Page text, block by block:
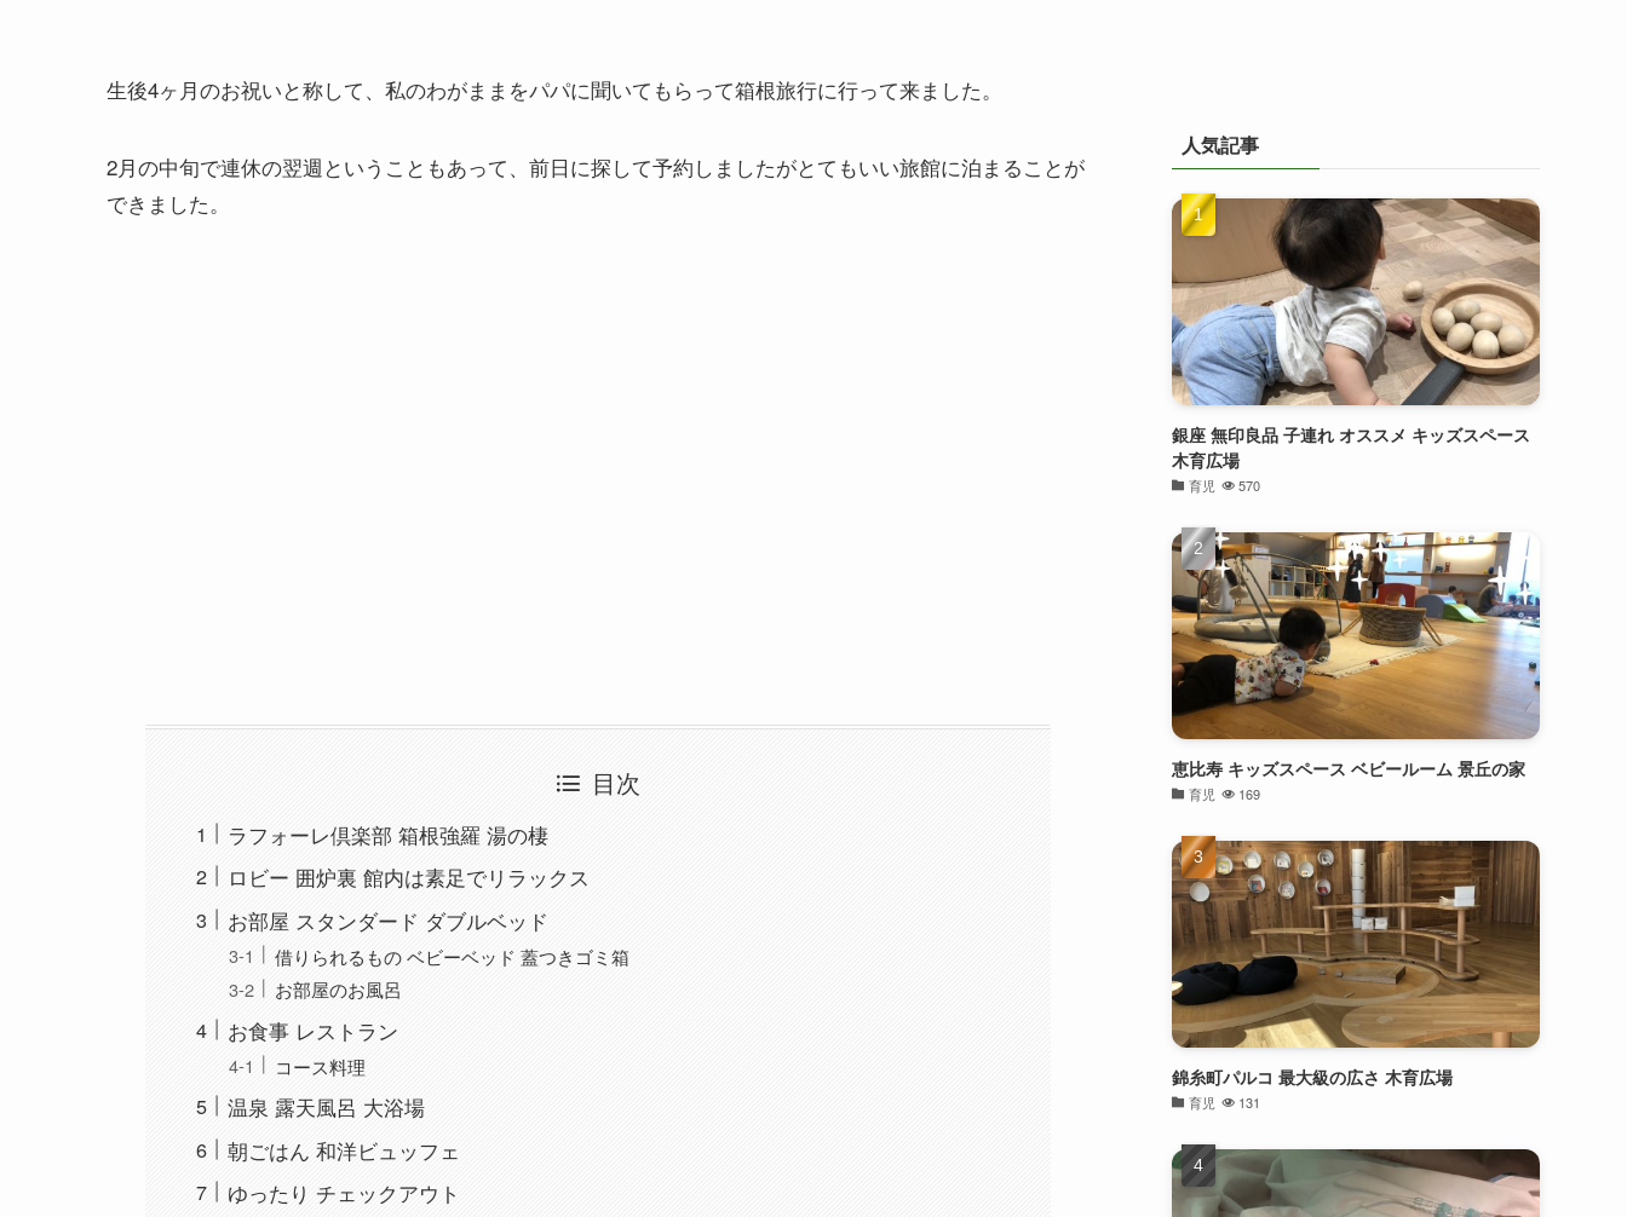
生後4ヶ月のお祝いと称して、私のわがままをパパに聞いてもらって箱根旅行に行って来ました。
2月の中旬で連休の翌週ということもあって、前日に探して予約しましたがとてもいい旅館に泊まることが
できました。
目次
ラフォーレ倶楽部 箱根強羅 湯の棲
ロビー 囲炉裏 館内は素足でリラックス
お部屋 スタンダード ダブルベッド
借りられるもの ベビーベッド 蓋つきゴミ箱
お部屋のお風呂
お食事 レストラン
コース料理
温泉 露天風呂 大浴場
朝ごはん 和洋ビュッフェ
ゆったり チェックアウト
人気記事
銀座 無印良品 子連れ オススメ キッズスペース
木育広場
育児 570
恵比寿 キッズスペース ベビールーム 景丘の家
育児 169
錦糸町パルコ 最大級の広さ 木育広場
育児 131